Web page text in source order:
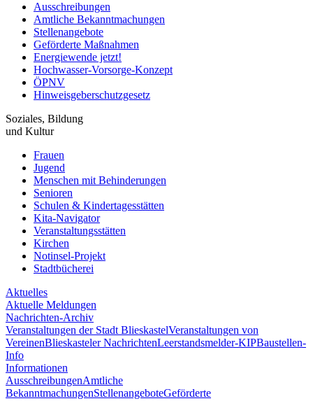
Ausschreibungen
Amtliche Bekanntmachungen
Stellenangebote
Geförderte Maßnahmen
Energiewende jetzt!
Hochwasser-Vorsorge-Konzept
ÖPNV
Hinweisgeberschutzgesetz
Soziales, Bildung
und Kultur
Frauen
Jugend
Menschen mit Behinderungen
Senioren
Schulen & Kindertagesstätten
Kita-Navigator
Veranstaltungsstätten
Kirchen
Notinsel-Projekt
Stadtbücherei
Aktuelles
Aktuelle Meldungen
Nachrichten-Archiv
Veranstaltungen der Stadt BlieskastelVeranstaltungen von
VereinenBlieskasteler NachrichtenLeerstandsmelder-KIPBaustellen-
Info
Informationen
AusschreibungenAmtliche
BekanntmachungenStellenangeboteGeförderte